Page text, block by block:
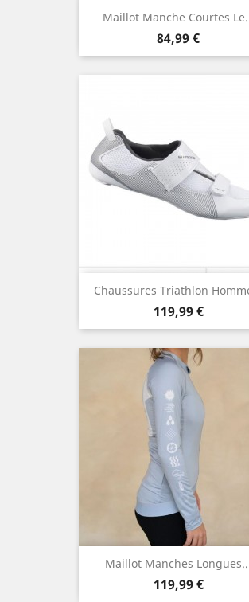
Maillot Manche Courtes
Prix
84,99 €
Chaussures Triathlon
Prix
119,99 €
Maillot Manches
Prix
119,99 €